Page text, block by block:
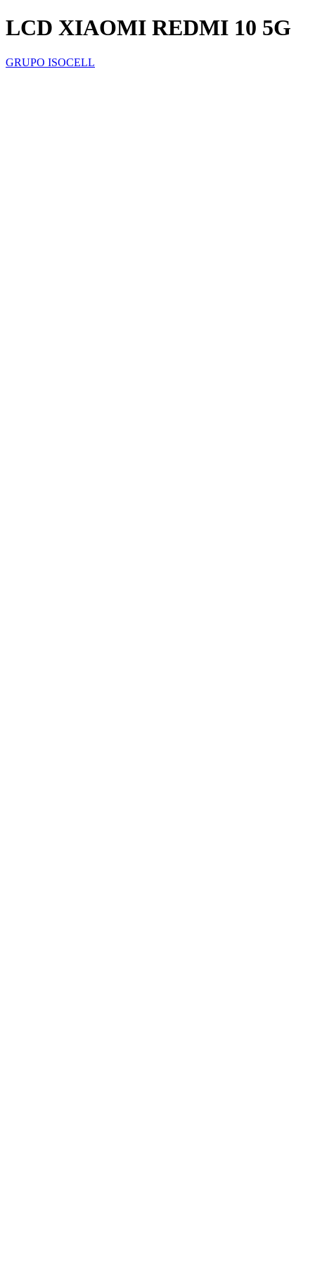
LCD XIAOMI REDMI 10 5G
GRUPO ISOCELL